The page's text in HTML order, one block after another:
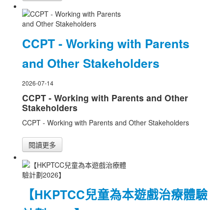
CCPT - Working with Parents
and Other Stakeholders
2026-07-14
CCPT - Working with Parents and Other
Stakeholders
CCPT - Working with Parents and Other Stakeholders
閱讀更多
【HKPTCC兒童為本遊戲治療體驗